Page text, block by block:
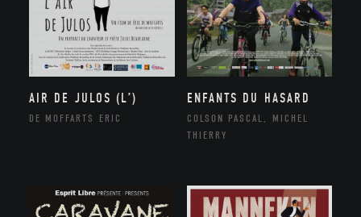
AIR DE JULOS (L’)
DE MOFFARTS ERIC
ENFANTS DU HASARD
COLSON PASCAL, MICHEL
THIERRY